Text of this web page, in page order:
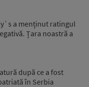
a menținut ratingul
Țara noastră a
după ce a fost
în Serbia